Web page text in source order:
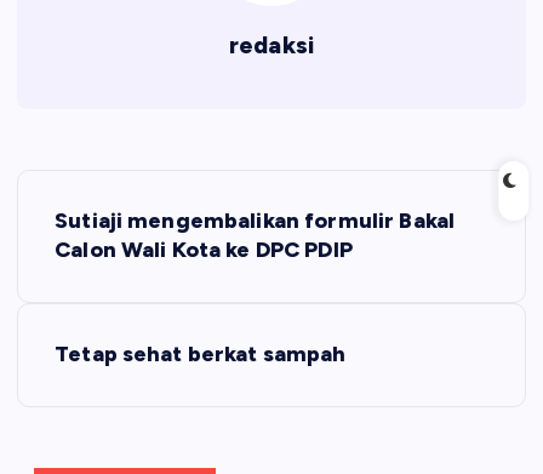
redaksi
Sutiaji mengembalikan formulir Bakal
Calon Wali Kota ke DPC PDIP
Tetap sehat berkat sampah